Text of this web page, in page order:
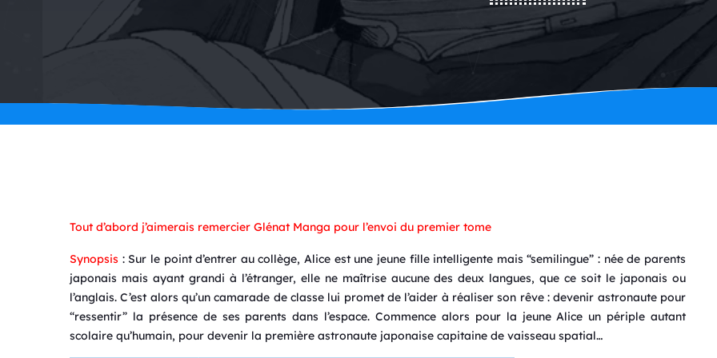
Tout d’abord j’aimerais remercier Glénat Manga pour l’envoi du premier tome
Synopsis : Sur le point d’entrer au collège, Alice est une jeune fille intelligente mais “semilingue” : née de parents
japonais mais ayant grandi à l’étranger, elle ne maîtrise aucune des deux langues, que ce soit le japonais ou
l’anglais. C’est alors qu’un camarade de classe lui promet de l’aider à réaliser son rêve : devenir astronaute pour
“ressentir” la présence de ses parents dans l’espace. Commence alors pour la jeune Alice un périple autant
scolaire qu’humain, pour devenir la première astronaute japonaise capitaine de vaisseau spatial…